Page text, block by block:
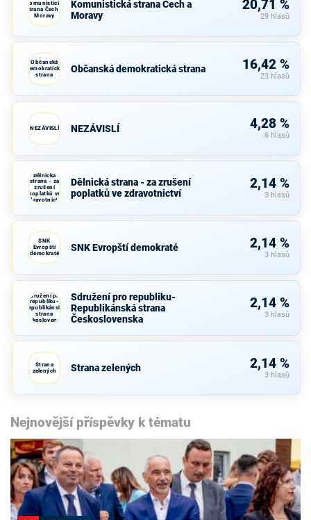
Komunistická
strana Čech a
Moravy
Komunistická strana Čech a
Moravy
20,71 %
29 hlasů
Občanská
demokratická
strana
Občanská demokratická strana 16,42 %
23 hlasů
NEZÁVISLÍ NEZÁVISLÍ 4,28 %
6 hlasů
Dělnická
strana - za
zrušení
poplatků ve
zdravotnictví
Dělnická strana - za zrušení
poplatků ve zdravotnictví
2,14 %
3 hlasů
SNK
Evropští
demokraté
SNK Evropští demokraté 2,14 %
3 hlasů
Sdružení pro
republiku-
Republikánská
strana
Československa
Sdružení pro republiku-
Republikánská strana
Československa
2,14 %
3 hlasů
Strana
zelených
Strana zelených 2,14 %
3 hlasů
Nejnovější příspěvky k tématu